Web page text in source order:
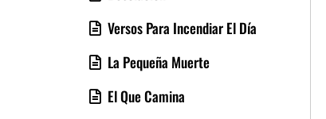
Versos Para Incendiar El Día
La Pequeña Muerte
El Que Camina